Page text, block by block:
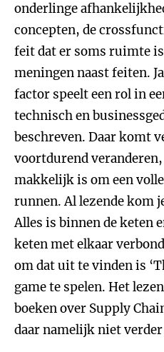
onderlinge
concepten, de
feit dat er soms ruimte
meningen naast feiten.
factor speelt een rol in
technisch en
beschreven. Daar komt
voortdurend
makkelijk is om een
runnen. Al lezende kom
Alles is binnen de keten
keten met elkaar
om dat uit te vinden is
game te spelen. Het
boeken over Supply
daar namelijk niet